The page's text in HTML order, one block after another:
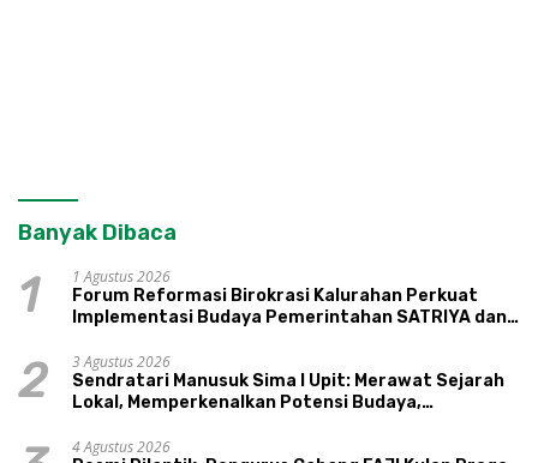
Banyak Dibaca
1
1 Agustus 2026
Forum Reformasi Birokrasi Kalurahan Perkuat
Implementasi Budaya Pemerintahan SATRIYA dan
2
3 Agustus 2026
Sendratari Manusuk Sima I Upit: Merawat Sejarah
Lokal, Memperkenalkan Potensi Budaya,
4 Agustus 2026